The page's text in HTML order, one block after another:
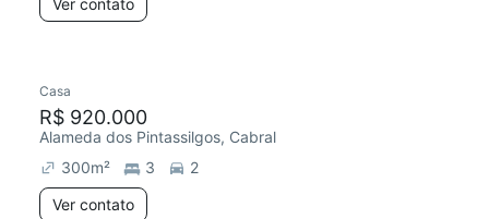
Ver contato
Casa
R$ 920.000
Alameda dos Pintassilgos, Cabral
300m² 3
2
Ver contato